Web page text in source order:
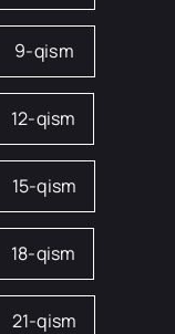
9-qism
12-qism
15-qism
18-qism
21-qism